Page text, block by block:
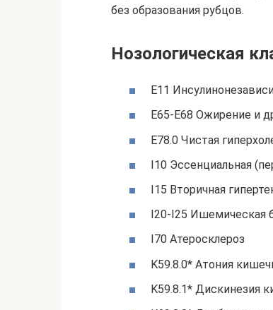
без образования рубцов.
Нозологическая
E11
E65-E68 Ожирение и
E78.0 Чистая
I10 Эссенциальная
I15 Вторичная
I20-I25 Ишемическая
I70 Атеросклероз
K59.8.0* Атония
K59.8.1* Дискинезия